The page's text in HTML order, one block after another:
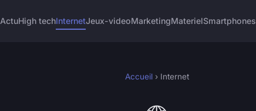
ActuHigh techInternetJeux-videoMarketingMaterielSmartphones
Accueil› Internet